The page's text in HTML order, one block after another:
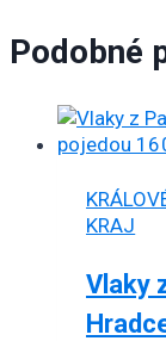
Podobné
KRAJ
Vlaky